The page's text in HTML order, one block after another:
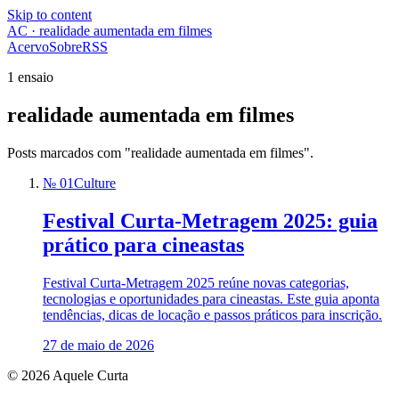
Skip to content
AC · realidade aumentada em filmes
AcervoSobreRSS
1 ensaio
realidade aumentada em filmes
Posts marcados com "realidade aumentada em filmes".
№ 01Culture
Festival Curta-Metragem 2025: guia
prático para cineastas
Festival Curta-Metragem 2025 reúne novas categorias,
tecnologias e oportunidades para cineastas. Este guia aponta
tendências, dicas de locação e passos práticos para inscrição.
27 de maio de 2026
© 2026 Aquele Curta